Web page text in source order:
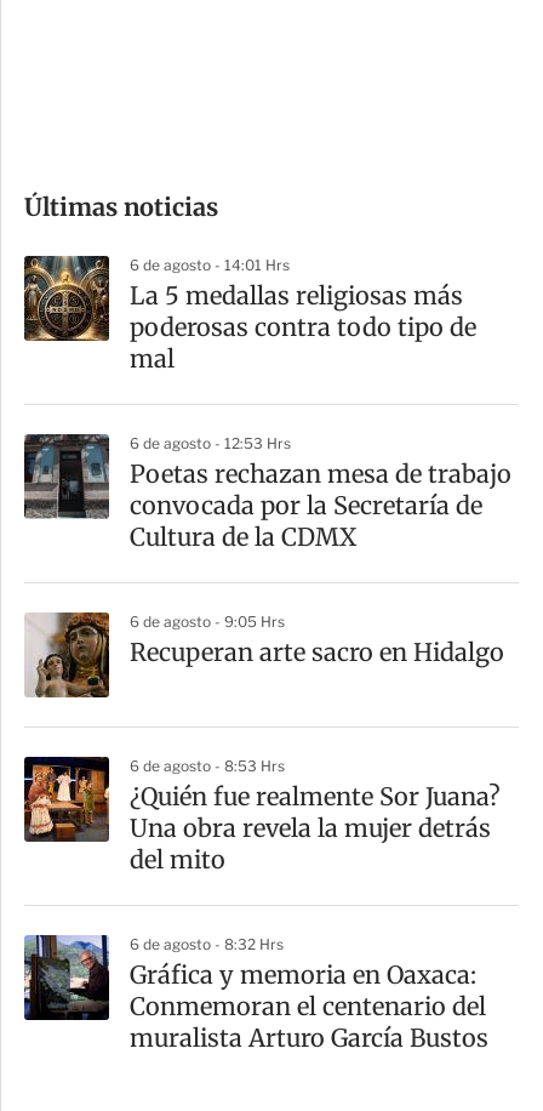
m
a
r
t
Últimas noticias
6 de agosto - 14:01 Hrs
La 5 medallas religiosas más
poderosas contra todo tipo de
mal
6 de agosto - 12:53 Hrs
Poetas rechazan mesa de trabajo
convocada por la Secretaría de
Cultura de la CDMX
6 de agosto - 9:05 Hrs
Recuperan arte sacro en Hidalgo
6 de agosto - 8:53 Hrs
¿Quién fue realmente Sor Juana?
Una obra revela la mujer detrás
del mito
6 de agosto - 8:32 Hrs
Gráfica y memoria en Oaxaca:
Conmemoran el centenario del
muralista Arturo García Bustos